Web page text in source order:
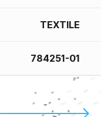
TEXTILE
784251-01